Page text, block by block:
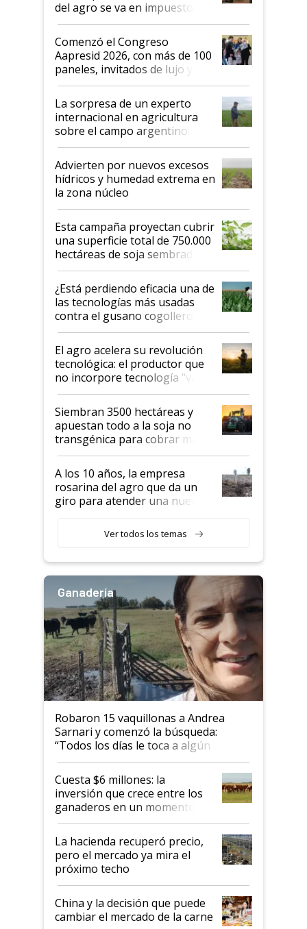
del agro se va en impuestos:
"No es bueno que en
Argentina se sigan discutiendo
las mismas cosas de hace 50
años"
Comenzó el Congreso
Aapresid 2026, con más de 100
paneles, invitados de lujo y
todas las tendencias
La sorpresa de un experto
internacional en agricultura
sobre el campo argentino:
"Estoy muy impresionado"
Advierten por nuevos excesos
hídricos y humedad extrema en
la zona núcleo
Esta campaña proyectan cubrir
una superficie total de 750.000
hectáreas de soja sembradas
con una nueva generación de
variedades que marcan un
salto tecnológico en genética y
rendimiento
¿Está perdiendo eficacia una de
las tecnologías más usadas
contra el gusano cogollero? El
desafío de una tecnología clave
El agro acelera su revolución
tecnológica: el productor que
no incorpore tecnología "va a
perder el tren"
Siembran 3500 hectáreas y
apuestan todo a la soja no
transgénica para cobrar más
por tonelada: compraron un
semillero
A los 10 años, la empresa
rosarina del agro que da un
giro para atender una nueva
Ver todos los temas
Ganadería
Robaron 15 vaquillonas a Andrea
Sarnari y comenzó la búsqueda:
“Todos los días le toca a algún
productor”
Cuesta $6 millones: la
inversión que crece entre los
ganaderos en un momento
histórico para la actividad
La hacienda recuperó precio,
pero el mercado ya mira el
próximo techo
China y la decisión que puede
cambiar el mercado de la carne